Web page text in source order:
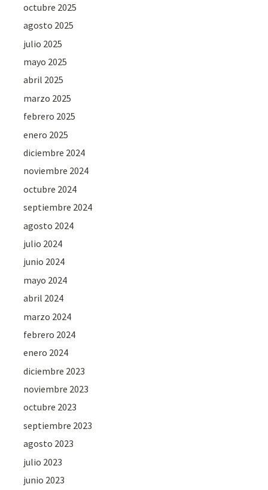
octubre 2025
agosto 2025
julio 2025
mayo 2025
abril 2025
marzo 2025
febrero 2025
enero 2025
diciembre 2024
noviembre 2024
octubre 2024
septiembre 2024
agosto 2024
julio 2024
junio 2024
mayo 2024
abril 2024
marzo 2024
febrero 2024
enero 2024
diciembre 2023
noviembre 2023
octubre 2023
septiembre 2023
agosto 2023
julio 2023
junio 2023